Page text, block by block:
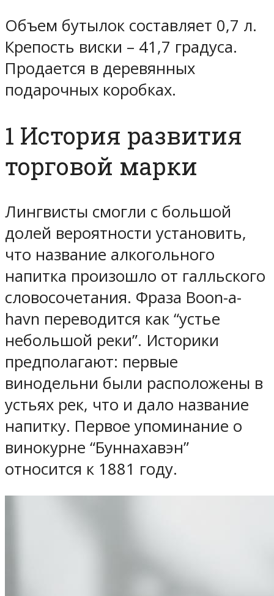
Объем бутылок составляет 0,7 л.
Крепость виски – 41,7 градуса.
Продается в деревянных
подарочных коробках.
1 История развития
торговой марки
Лингвисты смогли с большой
долей вероятности установить,
что название алкогольного
напитка произошло от галльского
словосочетания. Фраза Boon-a-
havn переводится как “устье
небольшой реки”. Историки
предполагают: первые
винодельни были расположены в
устьях рек, что и дало название
напитку. Первое упоминание о
винокурне “Буннахавэн”
относится к 1881 году.